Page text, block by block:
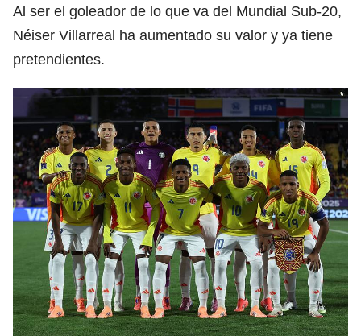
Al ser el goleador de lo que va del Mundial Sub-20,
Néiser Villarreal ha aumentado su valor y ya tiene
pretendientes.